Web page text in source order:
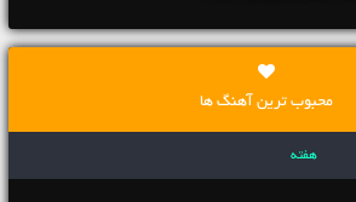
محبوب ترین آهنگ ها
هفته